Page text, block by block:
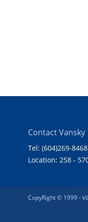
Contact Vansky
Tel: (604)269-8468
Location: 258 -
CopyRight © 1999 -